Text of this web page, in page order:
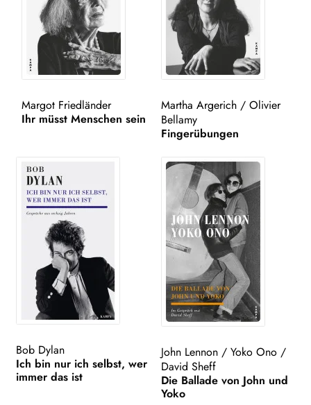
Kampa Bunt
AUTOR*INNEN
VERLAG
HANDEL
LIZENZEN | FOREIGN RIGHTS
NEWSLETTER
WEITERE VERLAGE
Search:
Margot Friedländer
Ihr müsst Menschen sein
Martha Argerich /Olivier
Bellamy
Fingerübungen
Bob Dylan
Ich bin nur ich selbst, wer
immer das ist
John Lennon /Yoko Ono /
David Sheff
Die Ballade von John und
Yoko